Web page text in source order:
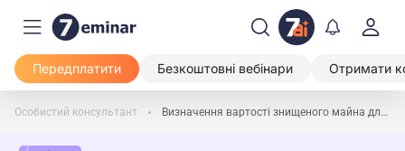
Передплатити Безкоштовні вебінари Отримати
Особистий консультант Визначення вартості знищеного майна для бухгалтерського обліку